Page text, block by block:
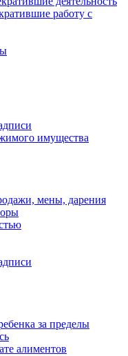
работу с
имущества
мены, дарения
за пределы
алиментов